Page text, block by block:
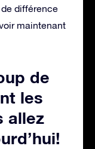
de différence
maintenant
de
les
allez